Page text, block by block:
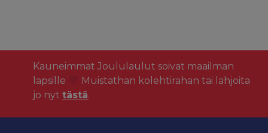
Kauneimmat Joululaulut soivat maailman
lapsille
Muistathan kolehtirahan tai lahjoita
jo nyt tästä.